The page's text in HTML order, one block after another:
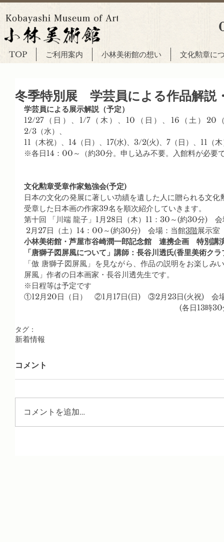
TOP ご利用案内 小林美術館の想い 文化勲章に
冬季特別展 学芸員による作品解説
学芸員による展示解説（予定）
12/27（日）、1/7（木）、10（日）、16（土）20
2/3（水）、
11（木祝）、14（日）、17(水)、3/2(火)、7（日）、11（
※各日14：00～（約30分。申し込み不要。入館料が必要
文化勲章受章作家勉強会(予定)
日本の文化の発展に著しい功績を遺した人に贈られる文
受章した日本画の作家39名を順次紹介していきます。
第十回 「川端 龍子」1月28日（木）11：30～(約30分)　
2月27日（土）14：00～(約30分)　会場：当館3階展示室
小林美術館・芦屋市谷崎潤一郎記念館　連携企画　特別講
「唐獅子図屏風について」講師：長谷川透氏(香里美術クラ
「倣 唐獅子図屏風」を見ながら、作品の説明をお楽しみ
屏風」作者の日本画家・長谷川透先生です。
※日程等は予定です
①12月20日（日）　②1月17日(日)　③2月23日(火祝)　会
(各日13時30
タグ：
新着情報
コメント
コメントを追加…